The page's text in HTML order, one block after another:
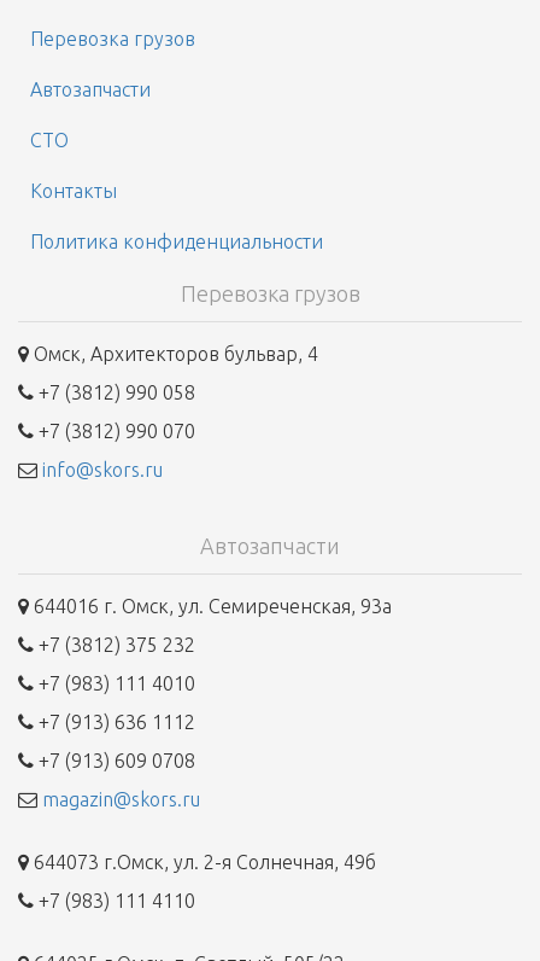
Перевозка грузов
Автозапчасти
СТО
Контакты
Политика конфиденциальности
Перевозка грузов
Омск, Архитекторов бульвар, 4
+7 (3812) 990 058
+7 (3812) 990 070
info@skors.ru
Автозапчасти
644016 г. Омск, ул. Семиреченская, 93а
+7 (3812) 375 232
+7 (983) 111 4010
+7 (913) 636 1112
+7 (913) 609 0708
magazin@skors.ru
644073 г.Омск, ул. 2-я Солнечная, 49б
+7 (983) 111 4110